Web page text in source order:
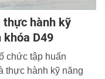
thực hành kỹ
khóa D49
chức tập huấn
thực hành kỹ năng